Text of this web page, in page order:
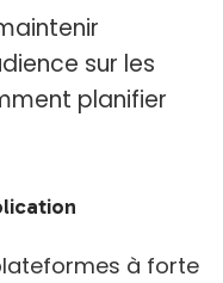
sur les
planifier
à forte